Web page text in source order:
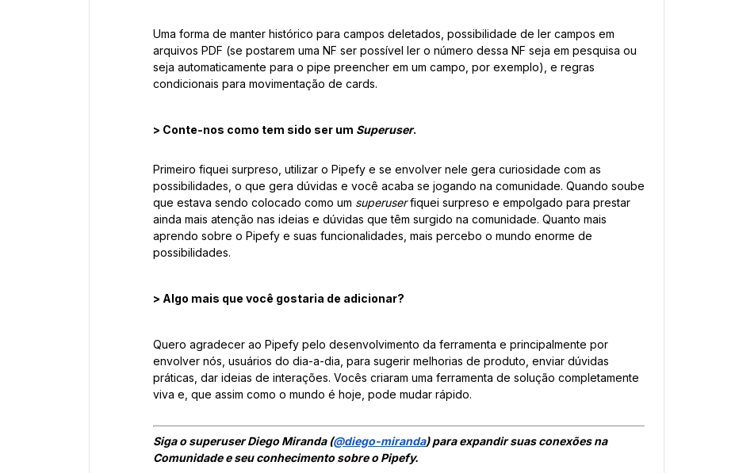
Uma forma de manter histórico para campos deletados, possibilidade de ler campos em
arquivos PDF (se postarem uma NF ser possível ler o número dessa NF seja em pesquisa ou
seja automaticamente para o pipe preencher em um campo, por exemplo), e regras
condicionais para movimentação de cards.
> Conte-nos como tem sido ser um Superuser.
Primeiro fiquei surpreso, utilizar o Pipefy e se envolver nele gera curiosidade com as
possibilidades, o que gera dúvidas e você acaba se jogando na comunidade. Quando soube
que estava sendo colocado como um superuserfiquei surpreso e empolgado para prestar
ainda mais atenção nas ideias e dúvidas que têm surgido na comunidade. Quanto mais
aprendo sobre o Pipefy e suas funcionalidades, mais percebo o mundo enorme de
possibilidades.
> Algo mais que você gostaria de adicionar?
Quero agradecer ao Pipefy pelo desenvolvimento da ferramenta e principalmente por
envolver nós, usuários do dia-a-dia, para sugerir melhorias de produto, enviar dúvidas
práticas, dar ideias de interações. Vocês criaram uma ferramenta de solução completamente
viva e, que assim como o mundo é hoje, pode mudar rápido.
Siga o superuser Diego Miranda (@diego-miranda) para expandir suas conexões na
Comunidade e seu conhecimento sobre o Pipefy.